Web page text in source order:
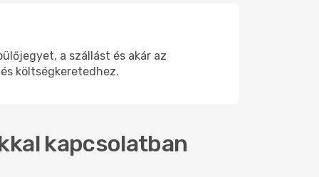
a szállást és akár az
költségkeretedhez.
kapcsolatban